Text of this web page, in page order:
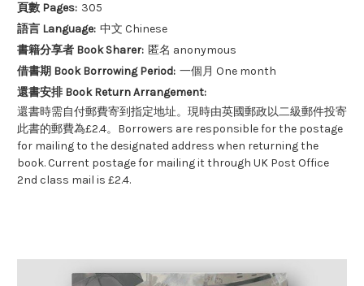
頁數 Pages: 305
語言 Language: 中文 Chinese
書籍分享者 Book Sharer: 匿名 anonymous
借書期 Book Borrowing Period: 一個月 One month
還書安排 Book Return Arrangement:
還書時需自付郵費寄到指定地址。現時由英國郵政以二級郵件投寄
此書的郵費為£2.4。Borrowers are responsible for the postage
for mailing to the designated address when returning the
book. Current postage for mailing it through UK Post Office
2nd class mail is £2.4.